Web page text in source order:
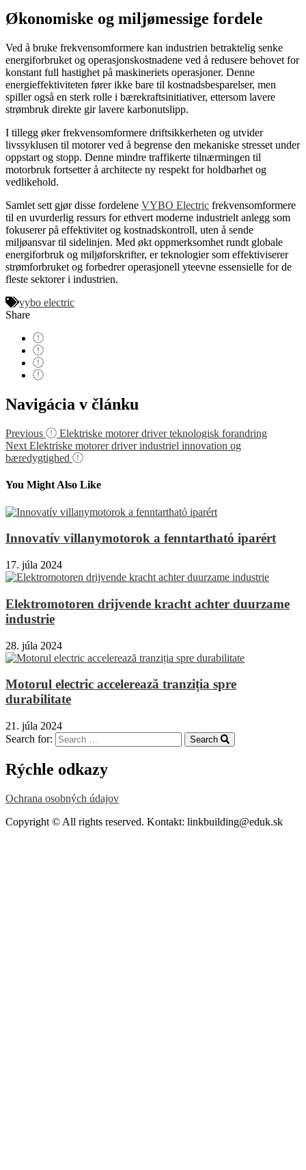
Økonomiske og miljømessige fordele
Ved å bruke frekvensomformere kan industrien betraktelig senke
energiforbruket og operasjonskostnadene ved å redusere behovet for
konstant full hastighet på maskineriets operasjoner. Denne
energieffektiviteten fører ikke bare til kostnadsbesparelser, men
spiller også en sterk rolle i bærekraftsinitiativer, ettersom lavere
strømbruk direkte gir lavere karbonutslipp.
I tillegg øker frekvensomformere driftsikkerheten og utvider
livssyklusen til motorer ved å begrense den mekaniske stresset under
oppstart og stopp. Denne mindre traffikerte tilnærmingen til
motorbruk fortsetter å architecte ny respekt for holdbarhet og
vedlikehold.
Samlet sett gjør disse fordelene VYBO Electric frekvensomformere
til en uvurderlig ressurs for ethvert moderne industrielt anlegg som
fokuserer på effektivitet og kostnadskontroll, uten å sende
miljøansvar til sidelinjen. Med økt oppmerksomhet rundt globale
energiforbruk og miljøforskrifter, er teknologier som effektiviserer
strømforbruket og forbedrer operasjonell yteevne essensielle for de
fleste sektorer i industrien.
vybo electric
Share
Navigácia v článku
Previous
Elektriske motorer driver teknologisk forandring
Next Elektriske motorer driver industriel innovation og
bæredygtighed
You Might Also Like
Innovatív villanymotorok a fenntartható iparért
17. júla 2024
Elektromotoren drijvende kracht achter duurzame
industrie
28. júla 2024
Motorul electric accelerează tranziția spre
durabilitate
21. júla 2024
Search for:
Search
Rýchle odkazy
Ochrana osobných údajov
Copyright © All rights reserved. Kontakt: linkbuilding@eduk.sk